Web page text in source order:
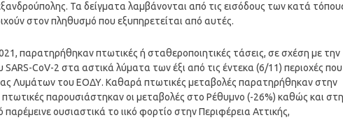
Τα δείγματα λαμβάνονται από τις εισόδους των κατά
στον πληθυσμό που εξυπηρετείται από αυτές.
παρατηρήθηκαν πτωτικές ή σταθεροποιητικές τάσεις, σε σχέση με την
CoV-2 στα αστικά λύματα των έξι από τις έντεκα (6/11) περιοχές που
Λυμάτων του ΕΟΔΥ. Kαθαρά πτωτικές μεταβολές παρατηρήθηκαν στην
παρουσιάστηκαν οι μεταβολές στο Ρέθυμνο (-26%) καθώς και στη
ουσιαστικά το ιικό φορτίο στην Περιφέρεια Αττικής,